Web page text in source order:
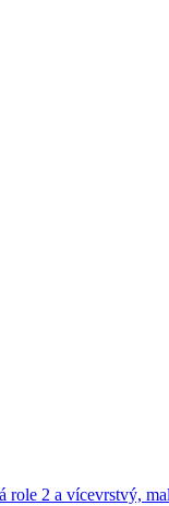
role 2 a vícevrstvý,